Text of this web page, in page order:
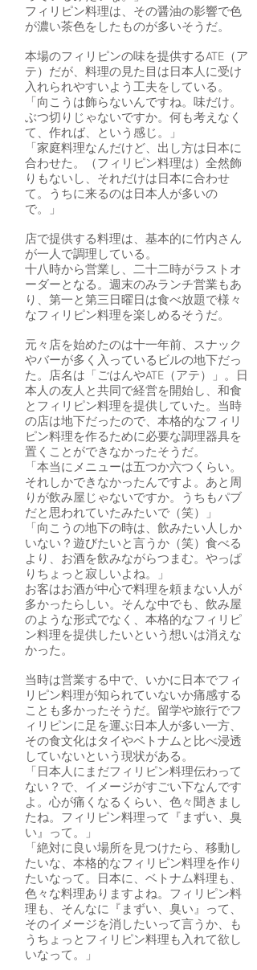
フィリピン料理は、その醤油の影響で色
が濃い茶色をしたものが多いそうだ。
本場のフィリピンの味を提供するATE（ア
テ）だが、料理の見た目は日本人に受け
入れられやすいよう工夫をしている。
「向こうは飾らないんですね。味だけ。
ぶつ切りじゃないですか。何も考えなく
て、作れば、という感じ。」
「家庭料理なんだけど、出し方は日本に
合わせた。（フィリピン料理は）全然飾
りもないし、それだけは日本に合わせ
て。うちに来るのは日本人が多いの
で。」
店で提供する料理は、基本的に竹内さん
が一人で調理している。
十八時から営業し、二十二時がラストオ
ーダーとなる。週末のみランチ営業もあ
り、第一と第三日曜日は食べ放題で様々
なフィリピン料理を楽しめるそうだ。
元々店を始めたのは十一年前、スナック
やバーが多く入っているビルの地下だっ
た。店名は「ごはんやATE（アテ）」。日
本人の友人と共同で経営を開始し、和食
とフィリピン料理を提供していた。当時
の店は地下だったので、本格的なフィリ
ピン料理を作るために必要な調理器具を
置くことができなかったそうだ。
「本当にメニューは五つか六つくらい。
それしかできなかったんですよ。あと周
りが飲み屋じゃないですか。うちもパブ
だと思われていたみたいで（笑）」
「向こうの地下の時は、飲みたい人しか
いない？遊びたいと言うか（笑）食べる
より、お酒を飲みながらつまむ。やっぱ
りちょっと寂しいよね。」
お客はお酒が中心で料理を頼まない人が
多かったらしい。そんな中でも、飲み屋
のような形式でなく、本格的なフィリピ
ン料理を提供したいという想いは消えな
かった。
当時は営業する中で、いかに日本でフィ
リピン料理が知られていないか痛感する
ことも多かったそうだ。留学や旅行でフ
ィリピンに足を運ぶ日本人が多い一方、
その食文化はタイやベトナムと比べ浸透
していないという現状がある。
「日本人にまだフィリピン料理伝わって
ない？で、イメージがすごい下なんです
よ。心が痛くなるくらい、色々聞きまし
たね。フィリピン料理って『まずい、臭
い』って。」
「絶対に良い場所を見つけたら、移動し
たいな、本格的なフィリピン料理を作り
たいなって。日本に、ベトナム料理も、
色々な料理ありますよね。フィリピン料
理も、そんなに『まずい、臭い』って、
そのイメージを消したいって言うか、も
うちょっとフィリピン料理も入れて欲し
いなって。」